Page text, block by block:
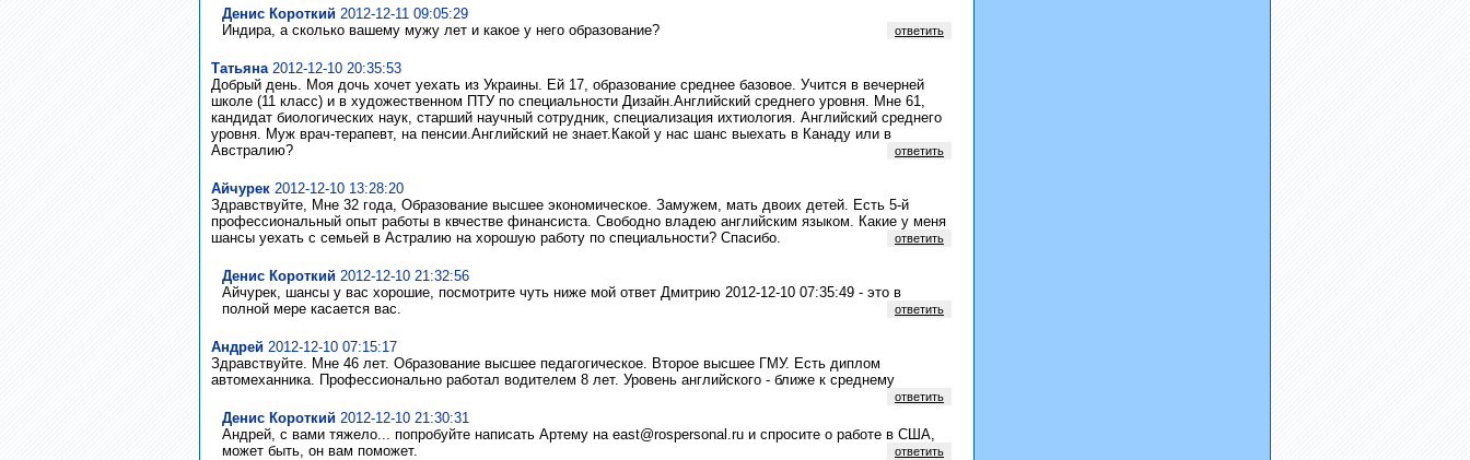
Денис Короткий 2012-12-11 09:05:29
Индира, а сколько вашему мужу лет и какое у него образование?
ответить
Татьяна2012-12-10 20:35:53
Добрый день. Моя дочь хочет уехать из Украины. Ей 17, образование среднее базовое. Учится в вечерней
школе (11 класс) и в художественном ПТУ по специальности Дизайн.Английский среднего уровня. Мне 61,
кандидат биологических наук, старший научный сотрудник, специализация ихтиология. Английский среднего
уровня. Муж врач-терапевт, на пенсии.Английский не знает.Какой у нас шанс выехать в Канаду или в
Австралию?
ответить
Aйчурек 2012-12-10 13:28:20
Здравствуйте, Мне 32 года, Образование высшее экономическое. Замужем, мать двоих детей. Есть 5-й
профессиональный опыт работы в квчестве финансиста. Свободно владею английским языком. Какие у меня
шансы уехать с семьей в Астралию на хорошую работу по специальности? Спасибо.
ответить
Денис Короткий 2012-12-10 21:32:56
Aйчурек, шансы у вас хорошие, посмотрите чуть ниже мой ответ Дмитрию 2012-12-10 07:35:49 - это в
полной мере касается вас.
ответить
Андрей 2012-12-10 07:15:17
Здравствуйте. Мне 46 лет. Образование высшее педагогическое. Второе высшее ГМУ. Есть диплом
автомеханника. Профессионально работал водителем 8 лет. Уровень английского - ближе к среднему
ответить
Денис Короткий 2012-12-10 21:30:31
Андрей, с вами тяжело... попробуйте написать Артему на east@rospersonal.ru и спросите о работе в США,
может быть, он вам поможет.
ответить